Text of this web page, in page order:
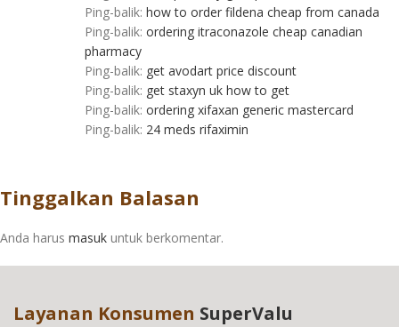
Ping-balik: how to order fildena cheap from canada
Ping-balik: ordering itraconazole cheap canadian
pharmacy
Ping-balik: get avodart price discount
Ping-balik: get staxyn uk how to get
Ping-balik: ordering xifaxan generic mastercard
Ping-balik: 24 meds rifaximin
Tinggalkan Balasan
Anda harus masuk untuk berkomentar.
Layanan Konsumen SuperValu